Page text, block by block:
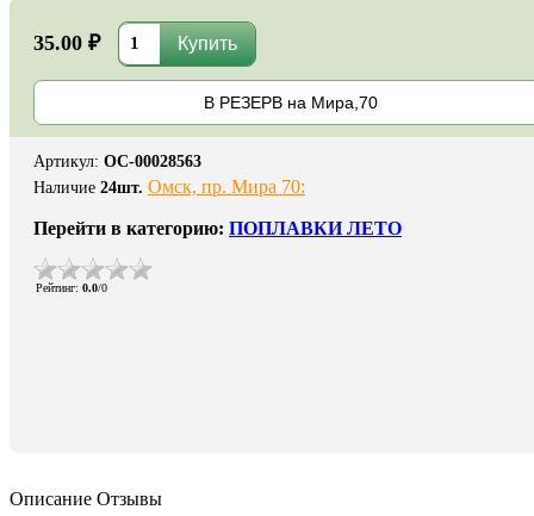
35.00 ₽
В РЕЗЕРВ на Мира,70
Артикул: ОС-00028563
Наличие 24шт. Омск, пр. Мира 70:
Перейти в категорию: ПОПЛАВКИ ЛЕТО
Рейтинг: 0.0/0
Описание Отзывы